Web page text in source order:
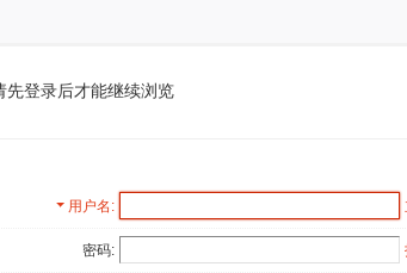
先登录后才能继续浏览
用户名
密码: